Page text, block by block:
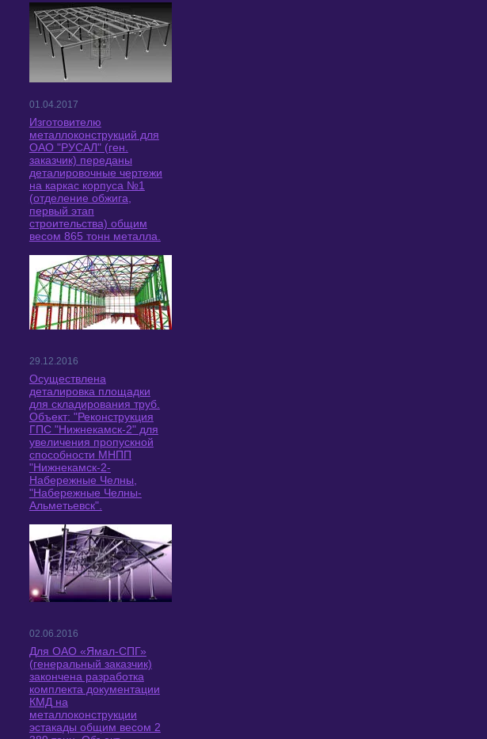
01.04.2017
Изготовителю
металлоконструкций для
ОАО "РУСАЛ" (ген.
заказчик) переданы
деталировочные чертежи
на каркас корпуса №1
(отделение обжига,
первый этап
строительства) общим
весом 865 тонн металла.
29.12.2016
Осуществлена
деталировка площадки
для складирования труб.
Объект: "Реконструкция
ГПС "Нижнекамск-2" для
увеличения пропускной
способности МНПП
"Нижнекамск-2-
Набережные Челны,
"Набережные Челны-
Альметьевск".
02.06.2016
Для ОАО «Ямал-СПГ»
(генеральный заказчик)
закончена разработка
комплекта документации
КМД на
металлоконструкции
эстакады общим весом 2